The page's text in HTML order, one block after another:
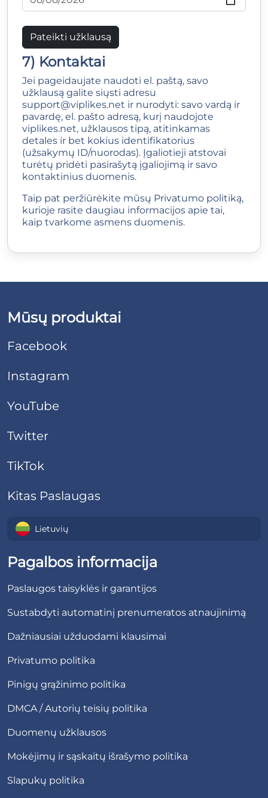
Pateikti užklausą
7) Kontaktai
Jei pageidaujate naudoti el. paštą, savo
užklausą galite siųsti adresu
support@viplikes.net ir nurodyti: savo vardą ir
pavardę, el. pašto adresą, kurį naudojote
viplikes.net, užklausos tipą, atitinkamas
detales ir bet kokius identifikatorius
(užsakymų ID/nuorodas). Įgaliotieji atstovai
turėtų pridėti pasirašytą įgaliojimą ir savo
kontaktinius duomenis.
Taip pat peržiūrėkite mūsų Privatumo politiką,
kurioje rasite daugiau informacijos apie tai,
kaip tvarkome asmens duomenis.
Mūsų produktai
Facebook
Instagram
YouTube
Twitter
TikTok
Kitas Paslaugas
Lietuvių
Pagalbos informacija
Paslaugos taisyklės ir garantijos
Sustabdyti automatinį prenumeratos atnaujinimą
Dažniausiai užduodami klausimai
Privatumo politika
Pinigų grąžinimo politika
DMCA / Autorių teisių politika
Duomenų užklausos
Mokėjimų ir sąskaitų išrašymo politika
Slapukų politika